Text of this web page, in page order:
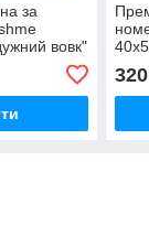
за
вовк"
320